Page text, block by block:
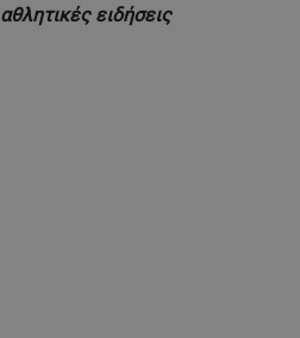
αθλητικές ειδήσεις